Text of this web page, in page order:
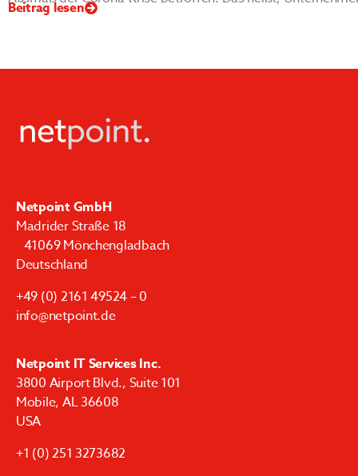
Beitrag lesen
Netpoint GmbH
Madrider Straße 18
41069 Mönchengladbach
Deutschland
+49 (0) 2161 49524 – 0
info@netpoint.de
Netpoint IT Services Inc.
3800 Airport Blvd., Suite 101
Mobile, AL 36608
USA
+1 (0) 251 3273682